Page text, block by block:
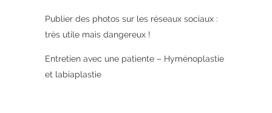
Publier des photos sur les réseaux sociaux :
très utile mais dangereux !
Entretien avec une patiente – Hyménoplastie
et labiaplastie